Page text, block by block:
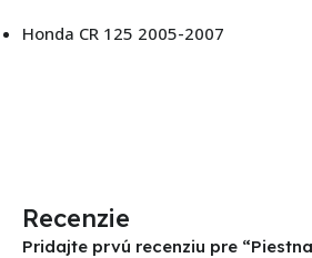
Honda CR 125 2005-2007
Recenzie
Pridajte prvú recenziu pre